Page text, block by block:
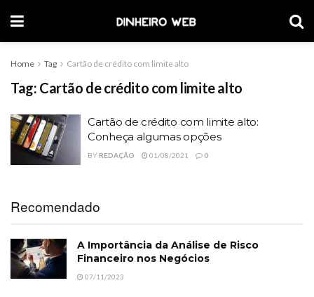
Home Tag Cartão de crédito com limite alto
Tag: Cartão de crédito com limite alto
Cartão de crédito com limite alto:
Conheça algumas opções
BY REDAÇÃO 01/08/2021 0
Recomendado
A Importância da Análise de Risco
Financeiro nos Negócios
07/11/2023